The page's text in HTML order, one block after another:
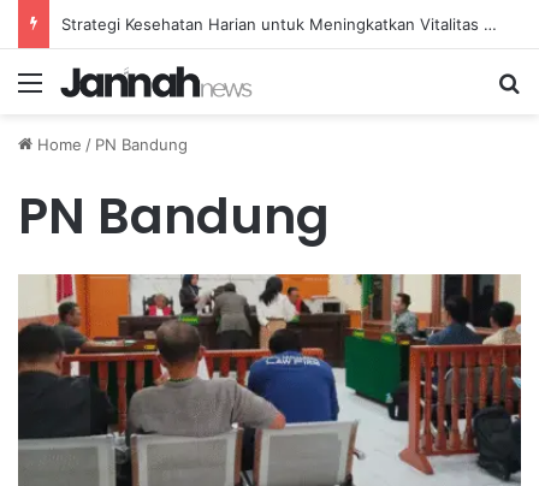
Strategi Kesehatan Harian untuk Meningkatkan Vitalitas dan Mengatasi Kelelahan Sehari-hari
Menu
Home / PN Bandung
PN Bandung